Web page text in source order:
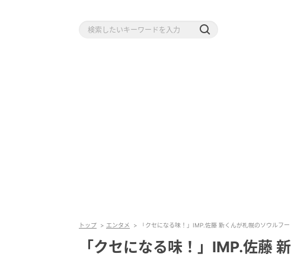
トップ エンタメ 「クセになる味！」IMP.佐藤 新くんが札幌のソウルフ
「クセになる味！」IMP.佐藤